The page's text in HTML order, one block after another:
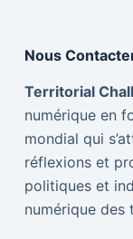
Nous
Territorial
numérique en
mondial qui
réflexions et
politiques et
numérique des